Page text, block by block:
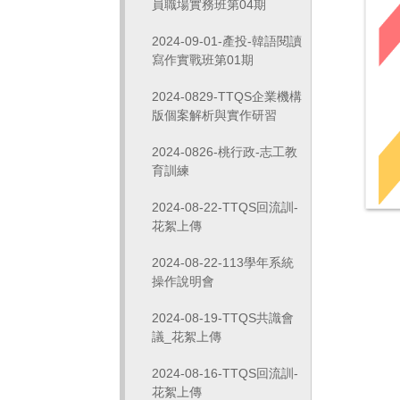
員職場實務班第04期
2024-09-01-產投-韓語閱讀
寫作實戰班第01期
2024-0829-TTQS企業機構
版個案解析與實作研習
2024-0826-桃行政-志工教
育訓練
2024-08-22-TTQS回流訓-
花絮上傳
2024-08-22-113學年系統
操作說明會
2024-08-19-TTQS共識會
議_花絮上傳
2024-08-16-TTQS回流訓-
花絮上傳